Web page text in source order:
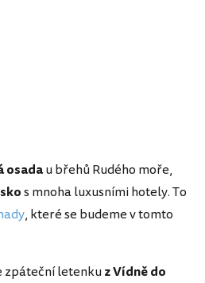
osadau břehů Rudého moře,
s mnoha luxusními hotely. To
, které se budeme v tomto
letenkuz Vídně do